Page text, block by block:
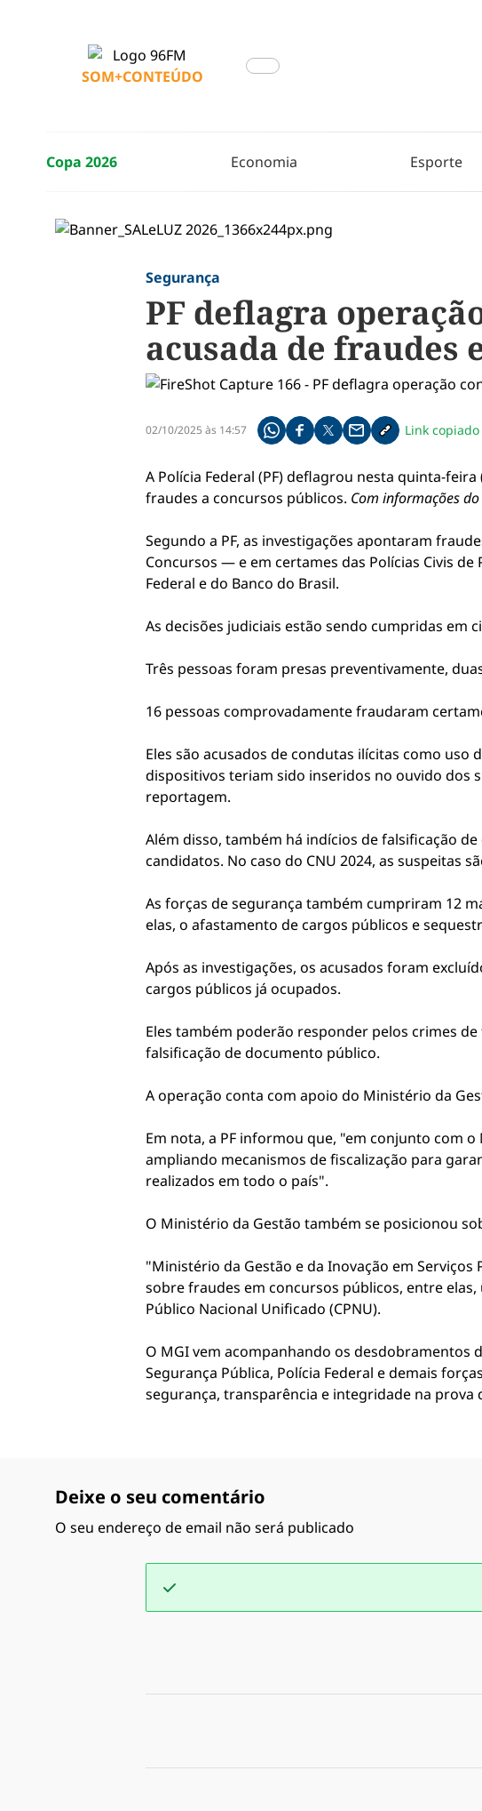
SOM+CONTEÚDO
Copa 2026 Economia Esporte
Segurança
PF deflagra
acusada de fraudes
02/10/2025 às 14:57 Compartilhe pelo whatsapp
Compartilhar no facebook
Compartilhar no twitter
Compartilhe pelo email
Copiar link da
Link
A Polícia Federal (PF) deflagrou nesta quinta-
fraudes a concursos públicos. Com informações
Segundo a PF, as investigações apontaram
Concursos — e em certames das Polícias Civis
Federal e do Banco do Brasil.
As decisões judiciais estão sendo cumpridas em
Três pessoas foram presas preventivamente,
16 pessoas comprovadamente fraudaram
Eles são acusados de condutas ilícitas como
dispositivos teriam sido inseridos no ouvido dos
reportagem.
Além disso, também há indícios de falsificação
candidatos. No caso do CNU 2024, as suspeitas
As forças de segurança também cumpriram 12
elas, o afastamento de cargos públicos e
Após as investigações, os acusados foram
cargos públicos já ocupados.
Eles também poderão responder pelos crimes
falsificação de documento público.
A operação conta com apoio do Ministério da
Em nota, a PF informou que, "em conjunto com
ampliando mecanismos de fiscalização para
realizados em todo o país".
O Ministério da Gestão também se posicionou
"Ministério da Gestão e da Inovação em
sobre fraudes em concursos públicos, entre
Público Nacional Unificado (CPNU).
O MGI vem acompanhando os desdobramentos
Segurança Pública, Polícia Federal e demais
segurança, transparência e integridade na prova
Deixe o seu comentário
O seu endereço de email não será publicado